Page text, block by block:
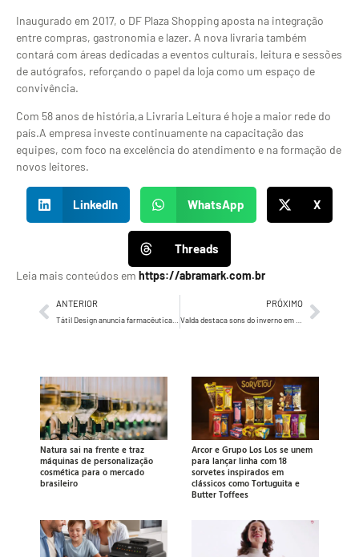
Inaugurado em 2017, o DF Plaza Shopping aposta na integração
entre compras, gastronomia e lazer. A nova livraria também
contará com áreas dedicadas a eventos culturais, leitura e sessões
de autógrafos, reforçando o papel da loja como um espaço de
convivência.
Com 58 anos de história,a Livraria Leitura é hoje a maior rede do
país.A empresa investe continuamente na capacitação das
equipes, com foco na excelência do atendimento e na formação de
novos leitores.
LinkedIn WhatsApp X
Threads
Leia mais conteúdos em https://abramark.com.br
ANTERIOR PRÓXIMO
Natura sai na frente e traz
máquinas de personalização
cosmética para o mercado
brasileiro
Arcor e Grupo Los Los se unem
para lançar linha com 18
sorvetes inspirados em
clássicos como Tortuguita e
Butter Toffees